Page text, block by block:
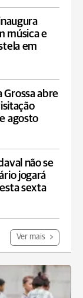
música e
em
abre
agosto
não se
jogará
sexta
Ver mais